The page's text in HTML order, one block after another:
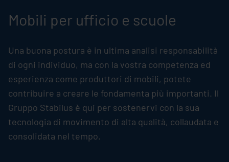
Mobili per ufficio e scuole
Una buona postura è in ultima analisi responsabilità
di ogni individuo, ma con la vostra competenza ed
esperienza come produttori di mobili, potete
contribuire a creare le fondamenta più importanti. Il
Gruppo Stabilus è qui per sostenervi con la sua
tecnologia di movimento di alta qualità, collaudata e
consolidata nel tempo.